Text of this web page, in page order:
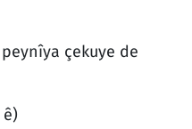
çekuye de